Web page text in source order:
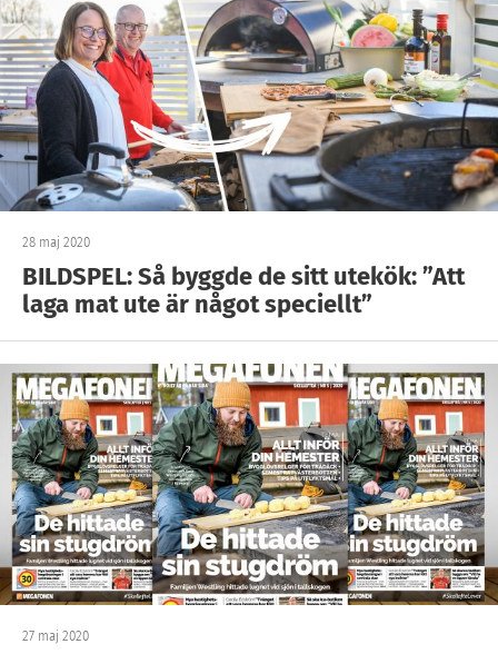
28 maj 2020
BILDSPEL: Så byggde de sitt utekök: ”Att
laga mat ute är något speciellt”
27 maj 2020